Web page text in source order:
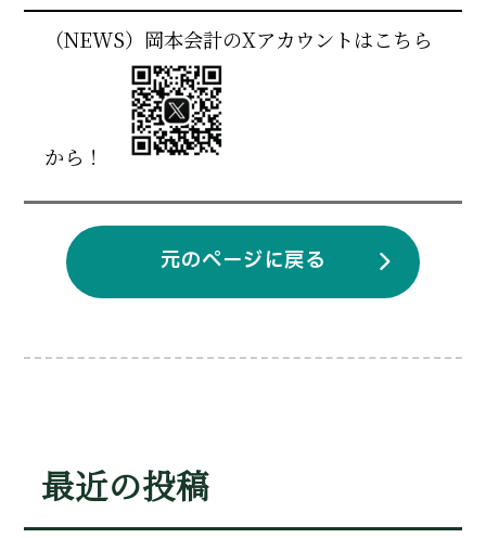
（NEWS）岡本会計のXアカウントはこちら
から！
元のページに戻る
最近の投稿